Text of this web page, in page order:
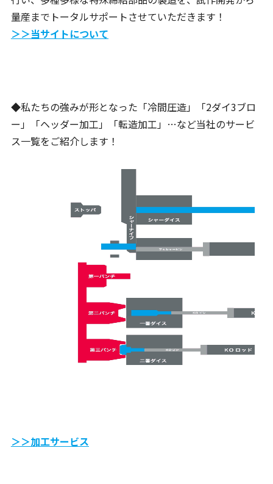
量産までトータルサポートさせていただきます！
＞＞当サイトについて
◆私たちの強みが形となった「冷間圧造」「2ダイ3ブロ
ー」「ヘッダー加工」「転造加工」…など当社のサービ
ス一覧をご紹介します！
＞＞加工サービス